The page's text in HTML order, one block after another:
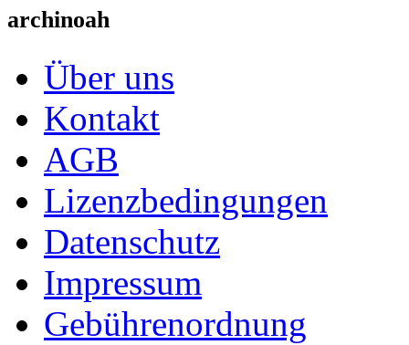
archinoah
Über uns
Kontakt
AGB
Lizenzbedingungen
Datenschutz
Impressum
Gebührenordnung